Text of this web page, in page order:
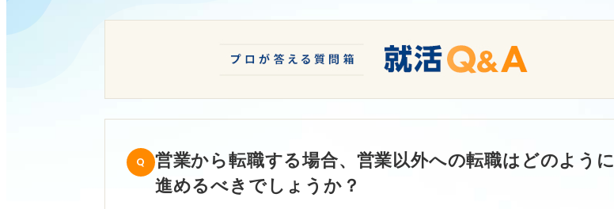
営業から転職する場合、営業以外への転職はどのように
進めるべきでしょうか？